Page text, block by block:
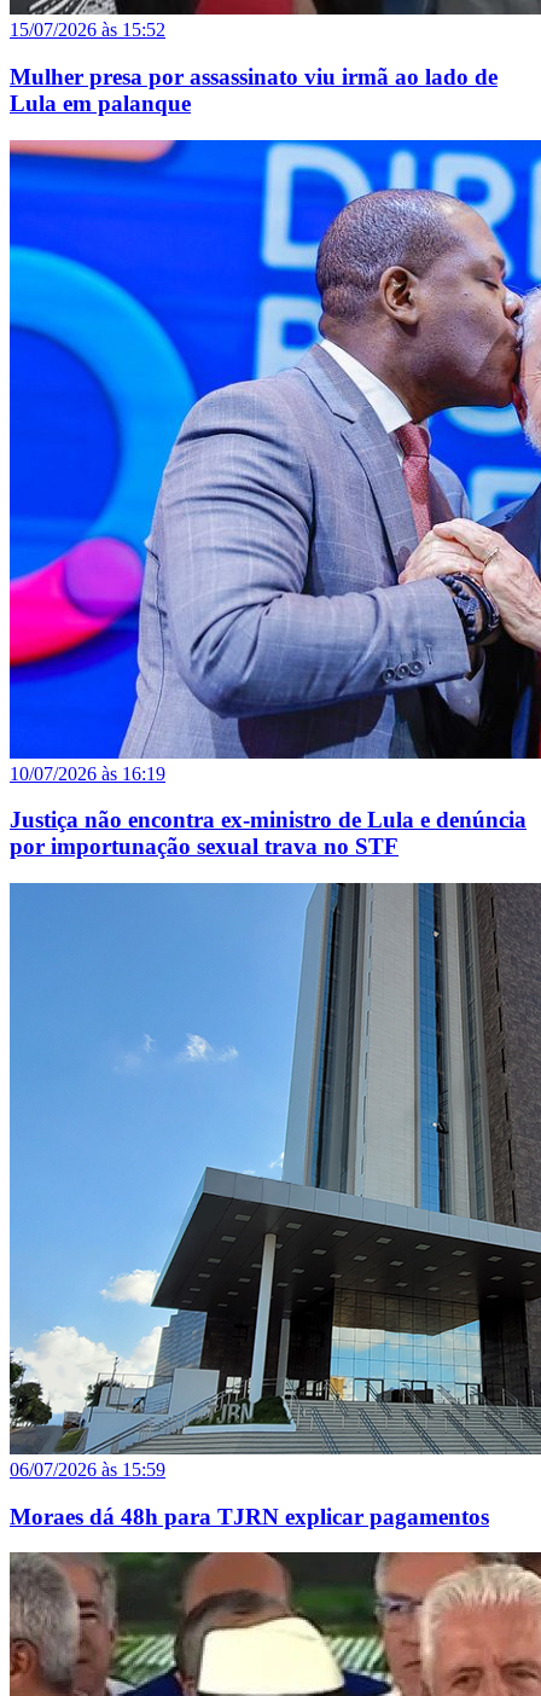
15/07/2026 às 15:52
Mulher presa por assassinato viu irmã ao lado de
Lula em palanque
10/07/2026 às 16:19
Justiça não encontra ex-ministro de Lula e denúncia
por importunação sexual trava no STF
06/07/2026 às 15:59
Moraes dá 48h para TJRN explicar pagamentos